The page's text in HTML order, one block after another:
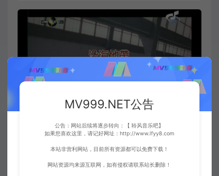
MV999.NET公告
公告：网站后续将逐步转向：【 聆风音乐吧】
如果您喜欢这里，请记好网址：http://www.lfyy8.com
本站非营利网站，目前所有资源都可以免费下载！
网站资源均来源互联网，如有侵权请联系站长删除！